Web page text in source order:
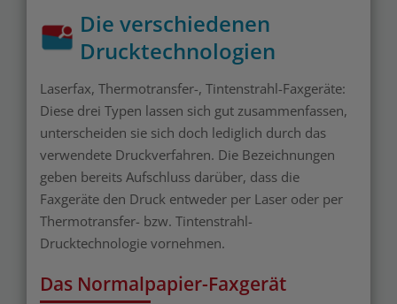
Die verschiedenen
Drucktechnologien
Laserfax, Thermotransfer-, Tintenstrahl-Faxgeräte:
Diese drei Typen lassen sich gut zusammenfassen,
unterscheiden sie sich doch lediglich durch das
verwendete Druckverfahren. Die Bezeichnungen
geben bereits Aufschluss darüber, dass die
Faxgeräte den Druck entweder per Laser oder per
Thermotransfer- bzw. Tintenstrahl-
Drucktechnologie vornehmen.
Das Normalpapier-Faxgerät